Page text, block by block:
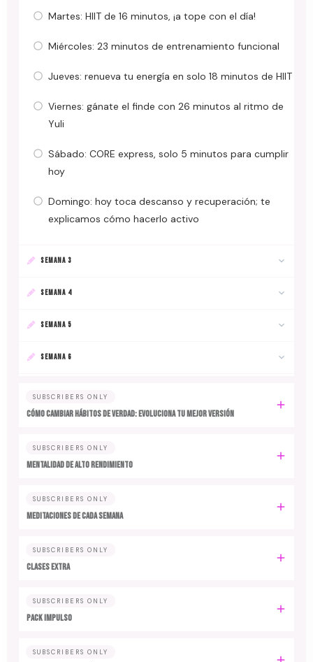
Martes: HIIT de 16 minutos, ¡a tope con el día!
Miércoles: 23 minutos de entrenamiento funcional
Jueves: renueva tu energía en solo 18 minutos de HIIT
Viernes: gánate el finde con 26 minutos al ritmo de
Yuli
Sábado: CORE express, solo 5 minutos para cumplir
hoy
Domingo: hoy toca descanso y recuperación; te
explicamos cómo hacerlo activo
SEMANA 3
SEMANA 4
SEMANA 5
SEMANA 6
SUBSCRIBERS ONLY
Cómo cambiar hábitos de verdad: evoluciona tu mejor versión
SUBSCRIBERS ONLY
MENTALIDAD DE ALTO RENDIMIENTO
SUBSCRIBERS ONLY
MEDITACIONES DE CADA SEMANA
SUBSCRIBERS ONLY
CLASES EXTRA
SUBSCRIBERS ONLY
PACK IMPULSO
SUBSCRIBERS ONLY